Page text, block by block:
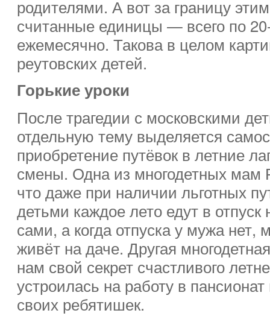
родителями. А вот за границу
считанные единицы — всего по
ежемесячно. Такова в целом
реутовских детей.
Горькие уроки
После трагедии с московскими
отдельную тему выделяется
приобретение путёвок в летние
смены. Одна из многодетных мам
что даже при наличии льготных
детьми каждое лето едут в
сами, а когда отпуска у мужа
живёт на даче. Другая
нам свой секрет счастливого
устроилась на работу в
своих ребятишек.